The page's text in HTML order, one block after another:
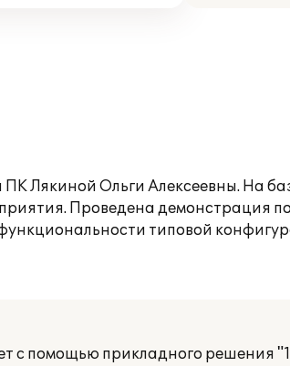
Лякиной Ольги Алексеевны. На
Проведена демонстрация
типовой
с помощью прикладного решения